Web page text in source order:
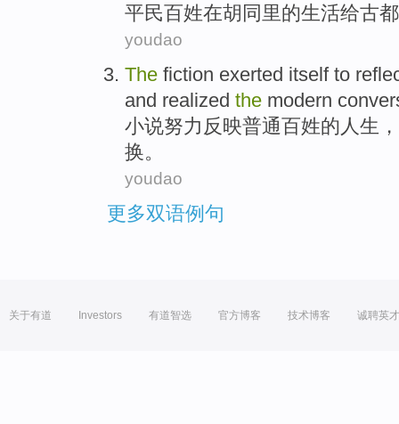
平民百姓在胡同 里的生活给古都
youdao
The fiction exerted itself to
and realized the modern
小说努力 反映普通百姓的 人生 ，
换。
youdao
更多双语例句
关于有道 Investors 有道智选 官方博客 技术博客 诚聘英才